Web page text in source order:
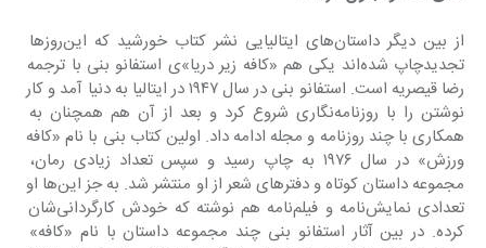
از بین دیگر داستان‌های ایتالیایی نشر کتاب خورشید که این‌روزها
تجدیدچاپ شده‌اند یکی هم «کافه زیر دریا»ی استفانو بنی با ترجمه
رضا قیصریه است. استفانو بنی در سال ١٩٤٧ در ایتالیا به دنیا آمد و کار
نوشتن را با روزنامه‌نگاری شروع کرد و بعد از آن هم همچنان به
همکاری با چند روزنامه و مجله ادامه داد. اولین کتاب بنی با نام «کافه
ورزش» در سال ١٩٧٦ به چاپ رسید و سپس تعداد زیادی رمان،
مجموعه داستان کوتاه و دفترهای شعر از او منتشر شد. به جز این‌ها او
تعدادی نمایش‌نامه و فیلم‌نامه هم نوشته که خودش کارگردانی‌شان
کرده. در بین آثار استفانو بنی چند مجموعه داستان با نام «کافه»